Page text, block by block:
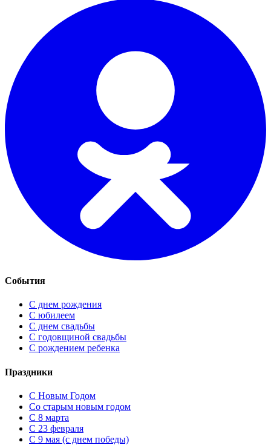
События
С днем рождения
С юбилеем
С днем свадьбы
С годовщиной свадьбы
С рождением ребенка
Праздники
C Новым Годом
Cо старым новым годом
С 8 марта
С 23 февраля
С 9 мая (с днем победы)